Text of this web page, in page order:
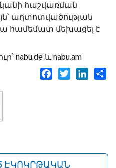
հաշվառման
աղտոտվածության
համեմատ մեխացել է
nabu.de և nabu.am
Facebook
Twitter
ԷԿՈԿՐԹԱԿԱՆ